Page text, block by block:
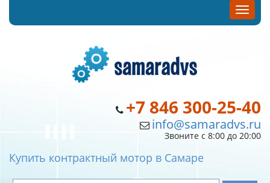
+7 846 300-25-40
info@samaradvs.ru
Звоните с 8:00 до 20:00
Купить контрактный мотор в Самаре